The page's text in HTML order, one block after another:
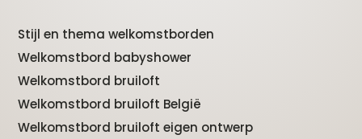
Stijl en thema welkomstborden
Welkomstbord babyshower
Welkomstbord bruiloft
Welkomstbord bruiloft België
Welkomstbord bruiloft eigen ontwerp